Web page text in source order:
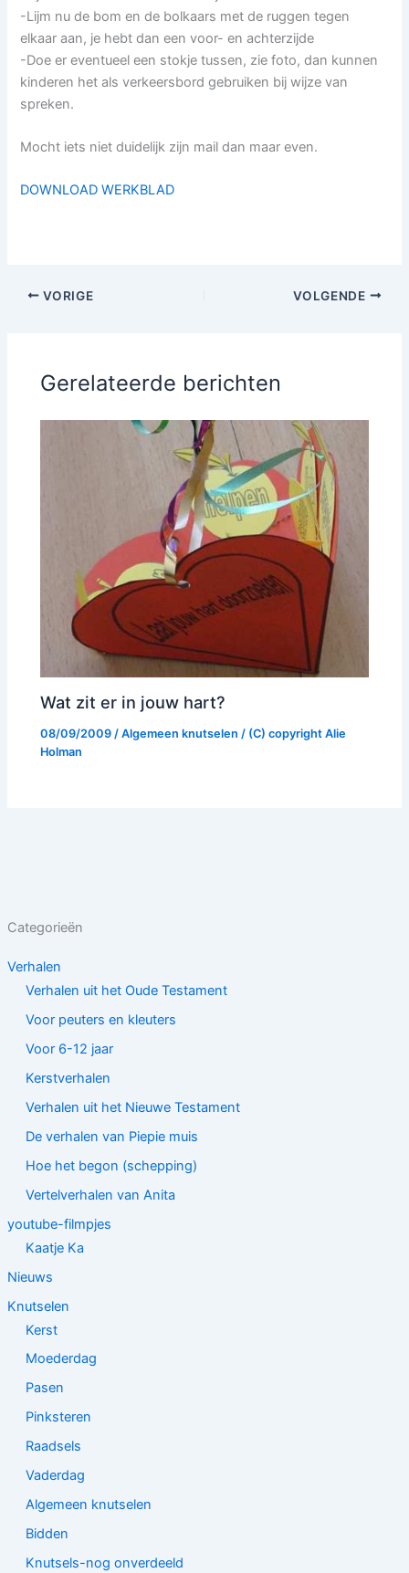
Categorieën
Verhalen
Verhalen uit het Oude Testament
Voor peuters en kleuters
Voor 6-12 jaar
Kerstverhalen
Verhalen uit het Nieuwe Testament
De verhalen van Piepie muis
Hoe het begon (schepping)
Vertelverhalen van Anita
youtube-filmpjes
Kaatje Ka
Nieuws
Knutselen
Kerst
Moederdag
Pasen
Pinksteren
Raadsels
Vaderdag
Algemeen knutselen
Bidden
Knutsels-nog onverdeeld
-Lijm nu de bom en de bolkaars met de ruggen tegen
elkaar aan, je hebt dan een voor- en achterzijde
-Doe er eventueel een stokje tussen, zie foto, dan kunnen
kinderen het als verkeersbord gebruiken bij wijze van
spreken.
Mocht iets niet duidelijk zijn mail dan maar even.
DOWNLOAD WERKBLAD
VORIGE VOLGENDE
Gerelateerde berichten
Wat zit er in jouw hart?
08/09/2009/Algemeen knutselen / (C) copyrightAlie
Holman